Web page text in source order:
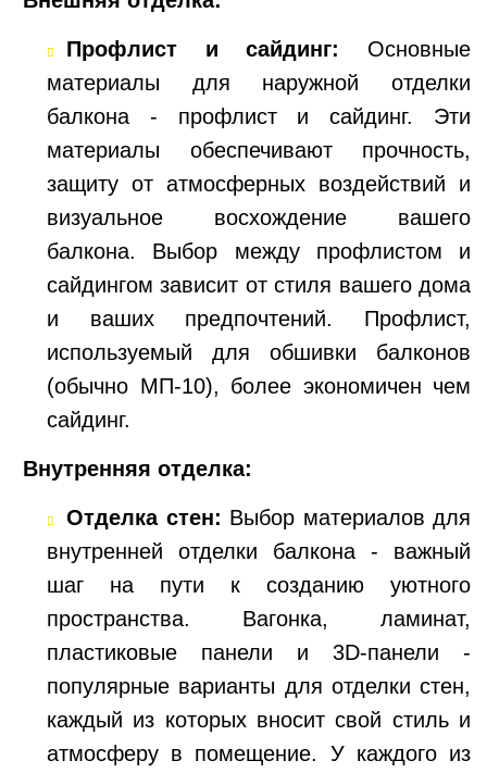
Профлист и сайдинг:
Основные
материалы для наружной отделки
балкона - профлист и сайдинг. Эти
материалы обеспечивают прочность,
защиту от атмосферных воздействий и
визуальное восхождение вашего
балкона. Выбор между профлистом и
сайдингом зависит от стиля вашего дома
и ваших предпочтений. Профлист,
используемый для обшивки балконов
(обычно МП-10), более экономичен чем
сайдинг.
Внутренняя отделка:
Отделка стен: Выбор материалов для
внутренней отделки балкона - важный
шаг на пути к созданию уютного
пространства. Вагонка, ламинат,
пластиковые панели и 3D-панели -
популярные варианты для отделки стен,
каждый из которых вносит свой стиль и
атмосферу в помещение. У каждого из